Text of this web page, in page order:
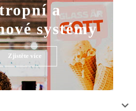
a
systémy
Zjistěte více